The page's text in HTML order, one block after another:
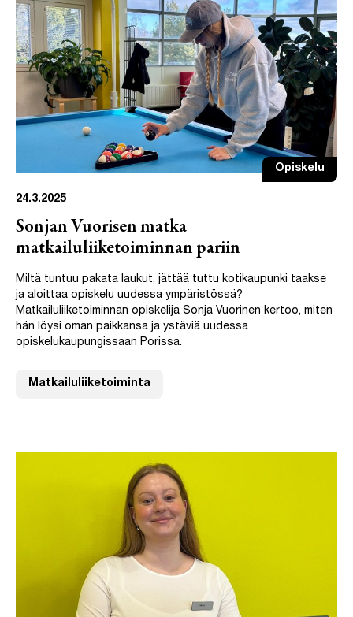
Opiskelu
24.3.2025
Sonjan Vuorisen matka
matkailuliiketoiminnan pariin
Miltä tuntuu pakata laukut, jättää tuttu kotikaupunki taakse
ja aloittaa opiskelu uudessa ympäristössä?
Matkailuliiketoiminnan opiskelija Sonja Vuorinen kertoo, miten
hän löysi oman paikkansa ja ystäviä uudessa
opiskelukaupungissaan Porissa.
Matkailuliiketoiminta